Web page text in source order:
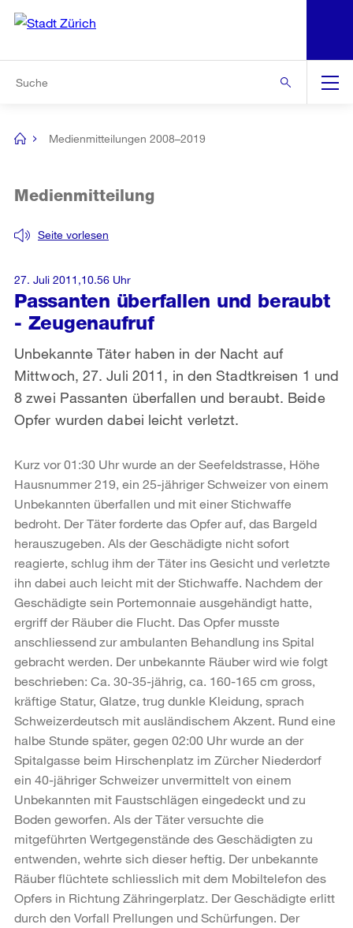
Navigation
[no
Medienmitteilungen 2008–2019
Passanten überfallen und beraubt
- Zeugenaufruf
Seite vorlesen
Medienmitteilung
Unbekannte Täter haben in der Nacht auf
Mittwoch, 27. Juli 2011, in den Stadtkreisen 1 und
8 zwei Passanten überfallen und beraubt. Beide
Opfer wurden dabei leicht verletzt.
27. Juli 2011,10.56 Uhr
Kurz vor 01:30 Uhr wurde an der Seefeldstrasse, Höhe
Hausnummer 219, ein 25-jähriger Schweizer von einem
Unbekannten überfallen und mit einer Stichwaffe
bedroht. Der Täter forderte das Opfer auf, das Bargeld
herauszugeben. Als der Geschädigte nicht sofort
reagierte, schlug ihm der Täter ins Gesicht und verletzte
ihn dabei auch leicht mit der Stichwaffe. Nachdem der
Geschädigte sein Portemonnaie ausgehändigt hatte,
ergriff der Räuber die Flucht. Das Opfer musste
anschliessend zur ambulanten Behandlung ins Spital
gebracht werden. Der unbekannte Räuber wird wie folgt
beschrieben: Ca. 30-35-jährig, ca. 160-165 cm gross,
kräftige Statur, Glatze, trug dunkle Kleidung, sprach
Schweizerdeutsch mit ausländischem Akzent. Rund eine
halbe Stunde später, gegen 02:00 Uhr wurde an der
Spitalgasse beim Hirschenplatz im Zürcher Niederdorf
ein 40-jähriger Schweizer unvermittelt von einem
Unbekannten mit Faustschlägen eingedeckt und zu
Boden geworfen. Als der Täter versuchte die
mitgeführten Wertgegenstände des Geschädigten zu
entwenden, wehrte sich dieser heftig. Der unbekannte
Räuber flüchtete schliesslich mit dem Mobiltelefon des
Opfers in Richtung Zähringerplatz. Der Geschädigte erlitt
durch den Vorfall Prellungen und Schürfungen. Der